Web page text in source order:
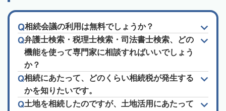
相続会議の利用は無料でしょうか？
弁護士検索・税理士検索・司法書士検索、どの
機能を使って専門家に相談すればいいでしょう
か？
相続にあたって、どのくらい相続税が発生する
かを知りたいです。
土地を相続したのですが、土地活用にあたって